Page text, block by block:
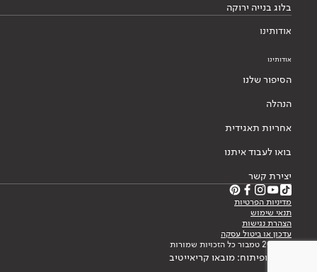
בלוג בנייה ירוקה
אודותינו
אודותינו
הסיפור שלנו
הנהלה
אחריות תאגידית
בואו לעבוד איתנו
יצירת קשר
מדיניות הפרטיות
תנאי שימוש
הצהרת נגישות
עדכון או ביטול עסקה
© 2026 טמבור כל הזכויות שמורות
עיצוב ופיתוח: מובאו קריאייטיב